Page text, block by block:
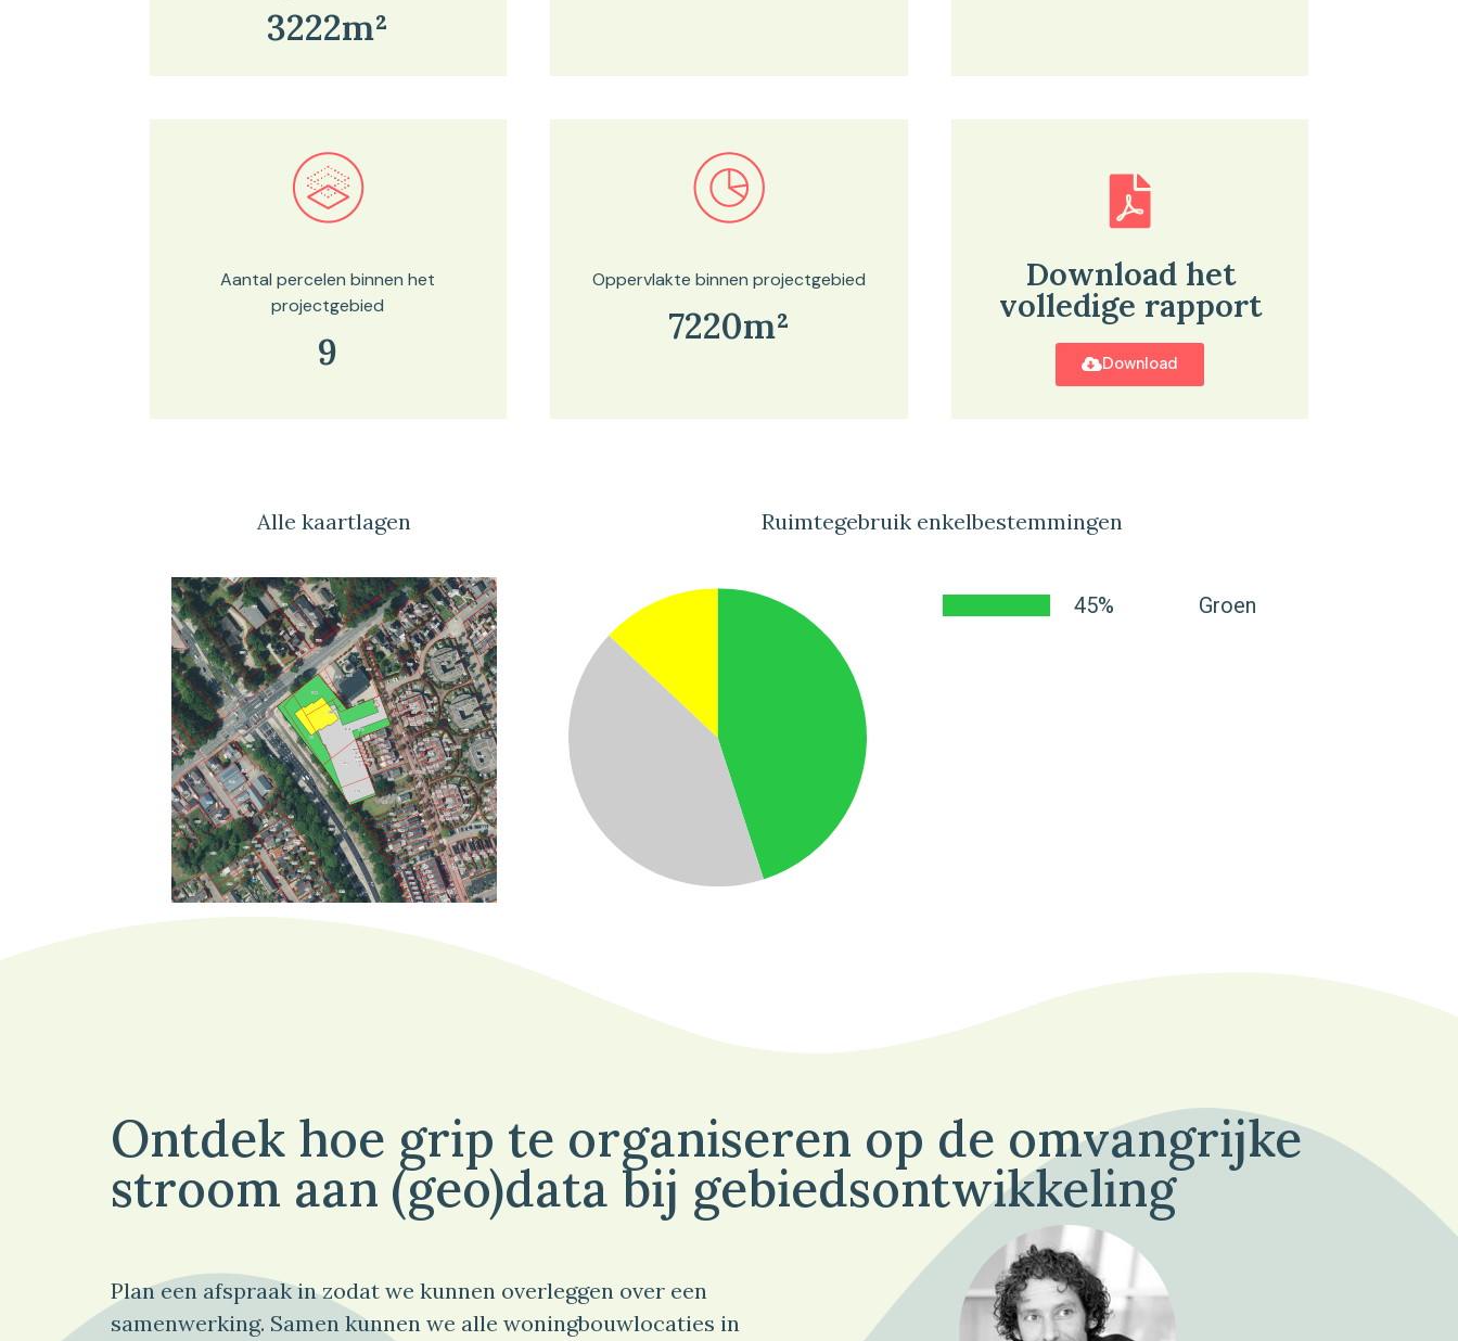
3222m²
Bekijk in onze kaartviewer
Aantal percelen binnen het
projectgebied
9
Bekijk in onze kaartviewer
Oppervlakte binnen projectgebied
7220m²
Download het
volledige rapport
Download
Alle kaartlagen Ruimtegebruik enkelbestemmingen
45% Groen
Ontdek hoe grip te organiseren op de omvangrijke
stroom aan (geo)data bij gebiedsontwikkeling
Plan een afspraak in zodat we kunnen overleggen over een
samenwerking. Samen kunnen we alle woningbouwlocaties in